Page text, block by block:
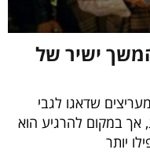
5 יהיה המשך ישיר של
שדאגו לגבי
אך במקום להרגיע הוא
יותר